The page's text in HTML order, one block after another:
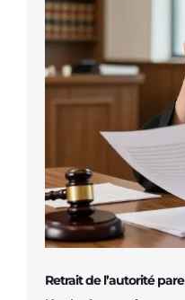
Retrait de l’autorité